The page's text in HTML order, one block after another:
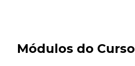
Módulos do Curso